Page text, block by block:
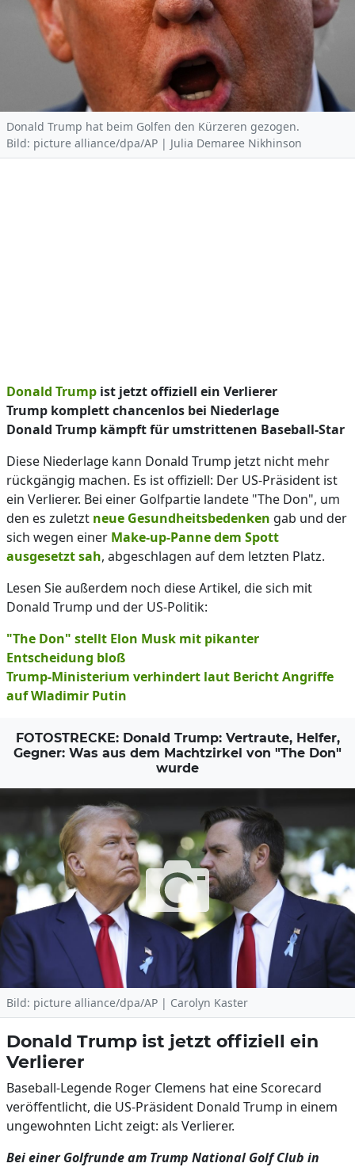
Donald Trump hat beim Golfen den Kürzeren gezogen.
Bild: picture alliance/dpa/AP | Julia Demaree Nikhinson
Donald Trump ist jetzt offiziell ein Verlierer
Trump komplett chancenlos bei Niederlage
Donald Trump kämpft für umstrittenen Baseball-Star
Diese Niederlage kann Donald Trump jetzt nicht mehr
rückgängig machen. Es ist offiziell: Der US-Präsident ist
ein Verlierer. Bei einer Golfpartie landete "The Don", um
den es zuletzt neue Gesundheitsbedenken gab und der
sich wegen einer Make-up-Panne dem Spott
ausgesetzt sah, abgeschlagen auf dem letzten Platz.
Lesen Sie außerdem noch diese Artikel, die sich mit
Donald Trump und der US-Politik:
"The Don" stellt Elon Musk mit pikanter
Entscheidung bloß
Trump-Ministerium verhindert laut Bericht Angriffe
auf Wladimir Putin
FOTOSTRECKE: Donald Trump: Vertraute, Helfer,
Gegner: Was aus dem Machtzirkel von "The Don"
wurde
Bild: picture alliance/dpa/AP | Carolyn Kaster
Donald Trump ist jetzt offiziell ein
Verlierer
Baseball-Legende Roger Clemens hat eine Scorecard
veröffentlicht, die US-Präsident Donald Trump in einem
ungewohnten Licht zeigt: als Verlierer.
Bei einer Golfrunde am Trump National Golf Club in